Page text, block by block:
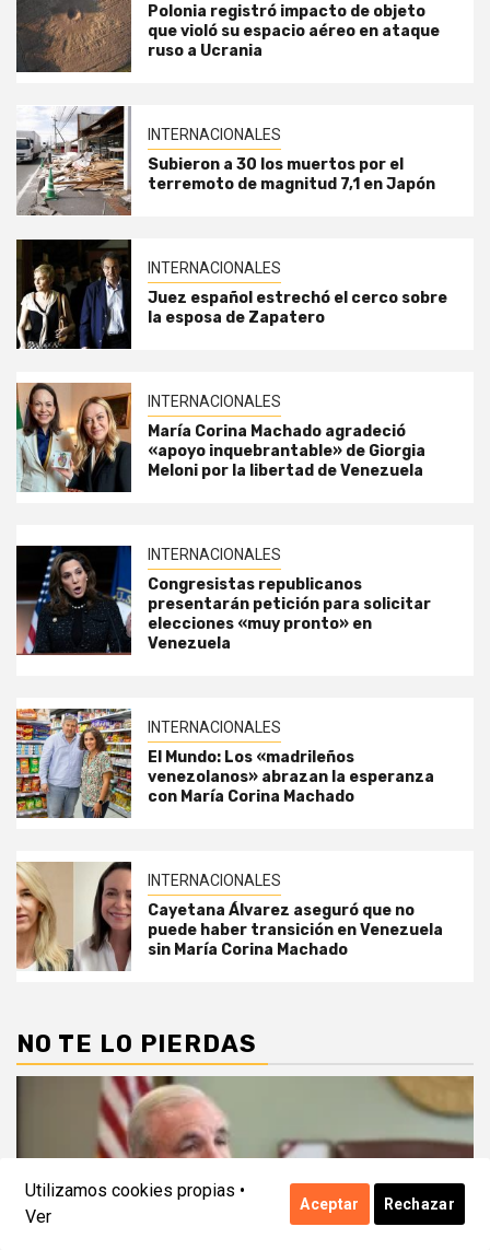
Polonia registró impacto de objeto
que violó su espacio aéreo en ataque
ruso a Ucrania
INTERNACIONALES
Subieron a 30 los muertos por el
terremoto de magnitud 7,1 en Japón
INTERNACIONALES
Juez español estrechó el cerco sobre
la esposa de Zapatero
INTERNACIONALES
María Corina Machado agradeció
«apoyo inquebrantable» de Giorgia
Meloni por la libertad de Venezuela
INTERNACIONALES
Congresistas republicanos
presentarán petición para solicitar
elecciones «muy pronto» en
Venezuela
INTERNACIONALES
El Mundo: Los «madrileños
venezolanos» abrazan la esperanza
con María Corina Machado
INTERNACIONALES
Cayetana Álvarez aseguró que no
puede haber transición en Venezuela
sin María Corina Machado
NO TE LO PIERDAS
Utilizamos cookies propias •
Ver
Aceptar Rechazar